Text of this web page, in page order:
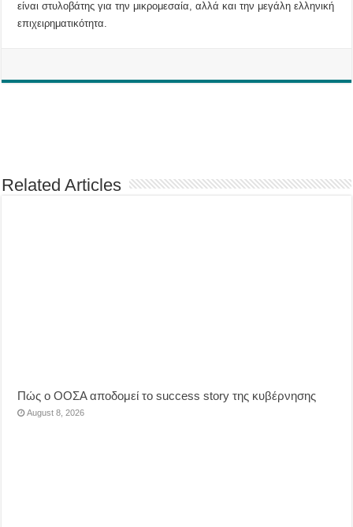
είναι στυλοβάτης για την μικρομεσαία, αλλά και την μεγάλη ελληνική
επιχειρηματικότητα.
Related Articles
Πώς ο ΟΟΣΑ αποδομεί το success story της κυβέρνησης
August 8, 2026